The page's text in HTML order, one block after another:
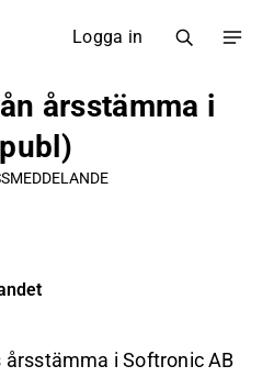
Logga in
årsstämma i
årsstämma i Softronic AB